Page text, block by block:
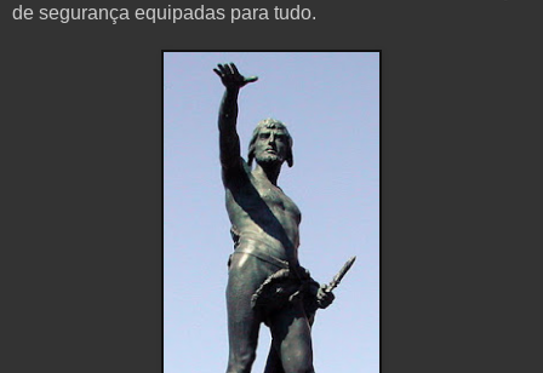
de segurança equipadas para tudo.